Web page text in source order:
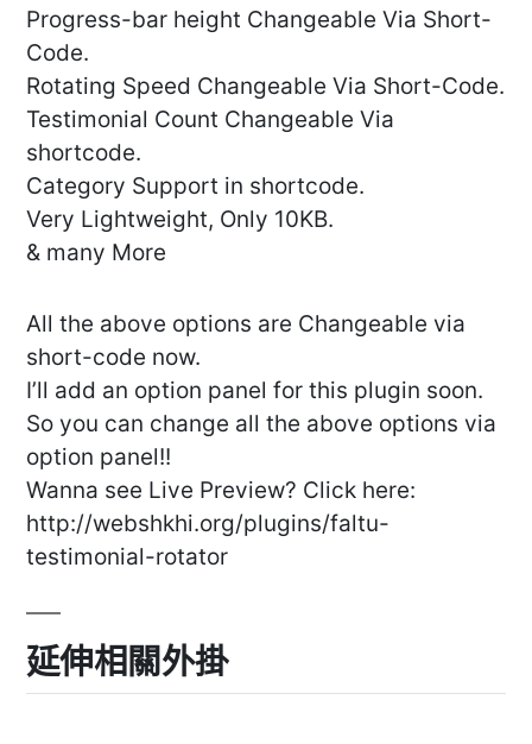
Progress-bar height Changeable Via Short-
Code.
Rotating Speed Changeable Via Short-Code.
Testimonial Count Changeable Via
shortcode.
Category Support in shortcode.
Very Lightweight, Only 10KB.
& many More
All the above options are Changeable via
short-code now.
I’ll add an option panel for this plugin soon.
So you can change all the above options via
option panel!!
Wanna see Live Preview? Click here:
http://webshkhi.org/plugins/faltu-
testimonial-rotator
延伸相關外掛